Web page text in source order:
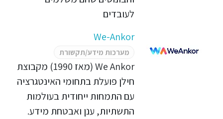
לעובדים
We-Ankor
מערכות מידע/תקשורת
We Ankor (מאז 1990) מקבוצת
חילן פועלת בתחומי האינטגרציה
עם התמחות ייחודית בעולמות
התשתיות, ענן ואבטחת מידע.